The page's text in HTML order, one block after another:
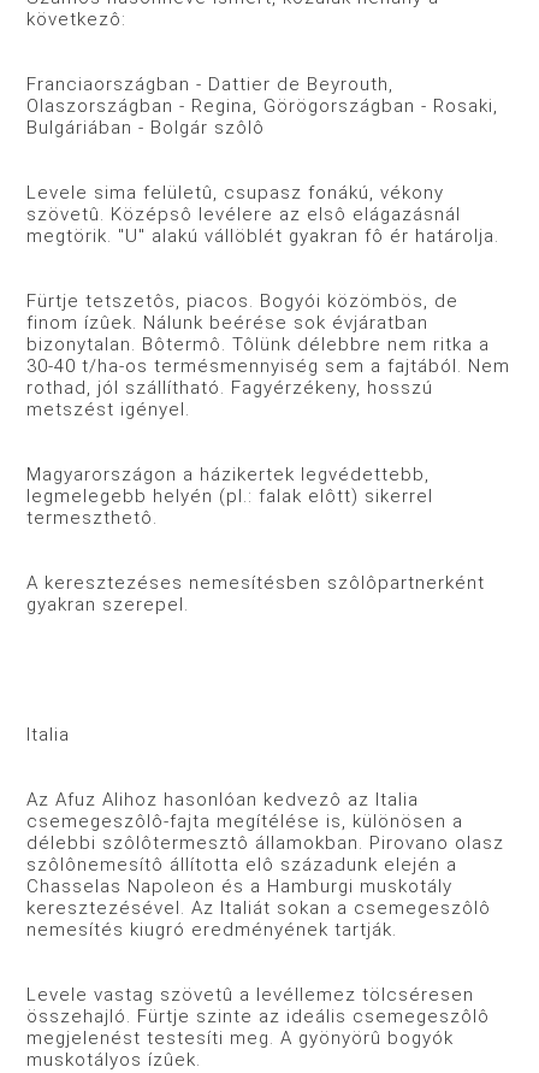
következô:
Franciaországban - Dattier de Beyrouth,
Olaszországban - Regina, Görögországban - Rosaki,
Bulgáriában - Bolgár szôlô
Levele sima felületû, csupasz fonákú, vékony
szövetû. Középsô levélere az elsô elágazásnál
megtörik. "U" alakú vállöblét gyakran fô ér határolja.
Fürtje tetszetôs, piacos. Bogyói közömbös, de
finom ízûek. Nálunk beérése sok évjáratban
bizonytalan. Bôtermô. Tôlünk délebbre nem ritka a
30-40 t/ha-os termésmennyiség sem a fajtából. Nem
rothad, jól szállítható. Fagyérzékeny, hosszú
metszést igényel.
Magyarországon a házikertek legvédettebb,
legmelegebb helyén (pl.: falak elôtt) sikerrel
termeszthetô.
A keresztezéses nemesítésben szôlôpartnerként
gyakran szerepel.
Italia
Az Afuz Alihoz hasonlóan kedvezô az Italia
csemegeszôlô-fajta megítélése is, különösen a
délebbi szôlôtermesztô államokban. Pirovano olasz
szôlônemesítô állította elô századunk elején a
Chasselas Napoleon és a Hamburgi muskotály
keresztezésével. Az Italiát sokan a csemegeszôlô
nemesítés kiugró eredményének tartják.
Levele vastag szövetû a levéllemez tölcséresen
összehajló. Fürtje szinte az ideális csemegeszôlô
megjelenést testesíti meg. A gyönyörû bogyók
muskotályos ízûek.